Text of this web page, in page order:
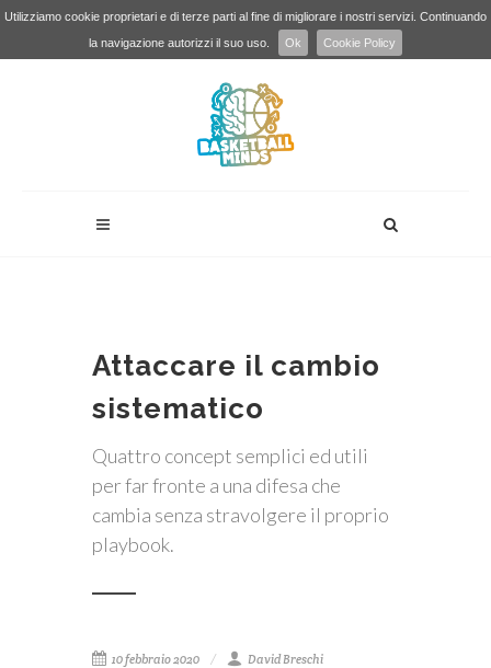
Utilizziamo cookie proprietari e di terze parti al fine di migliorare i nostri servizi. Continuando
la navigazione autorizzi il suo uso.
Ok Cookie Policy
Attaccare il cambio
sistematico
Quattro concept semplici ed utili
per far fronte a una difesa che
cambia senza stravolgere il proprio
playbook.
10 febbraio 2020
David Breschi